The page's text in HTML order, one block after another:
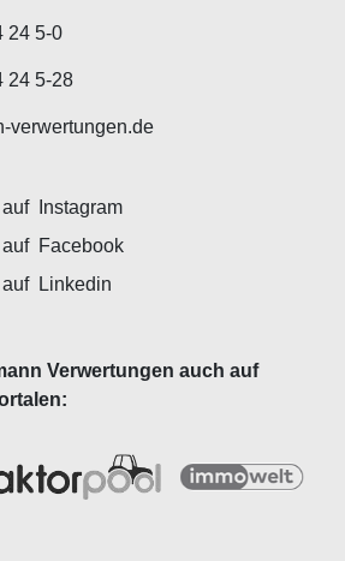
24 5-0
24 5-28
verwertungen.de
Instagram
Facebook
Linkedin
Verwertungen auch auf